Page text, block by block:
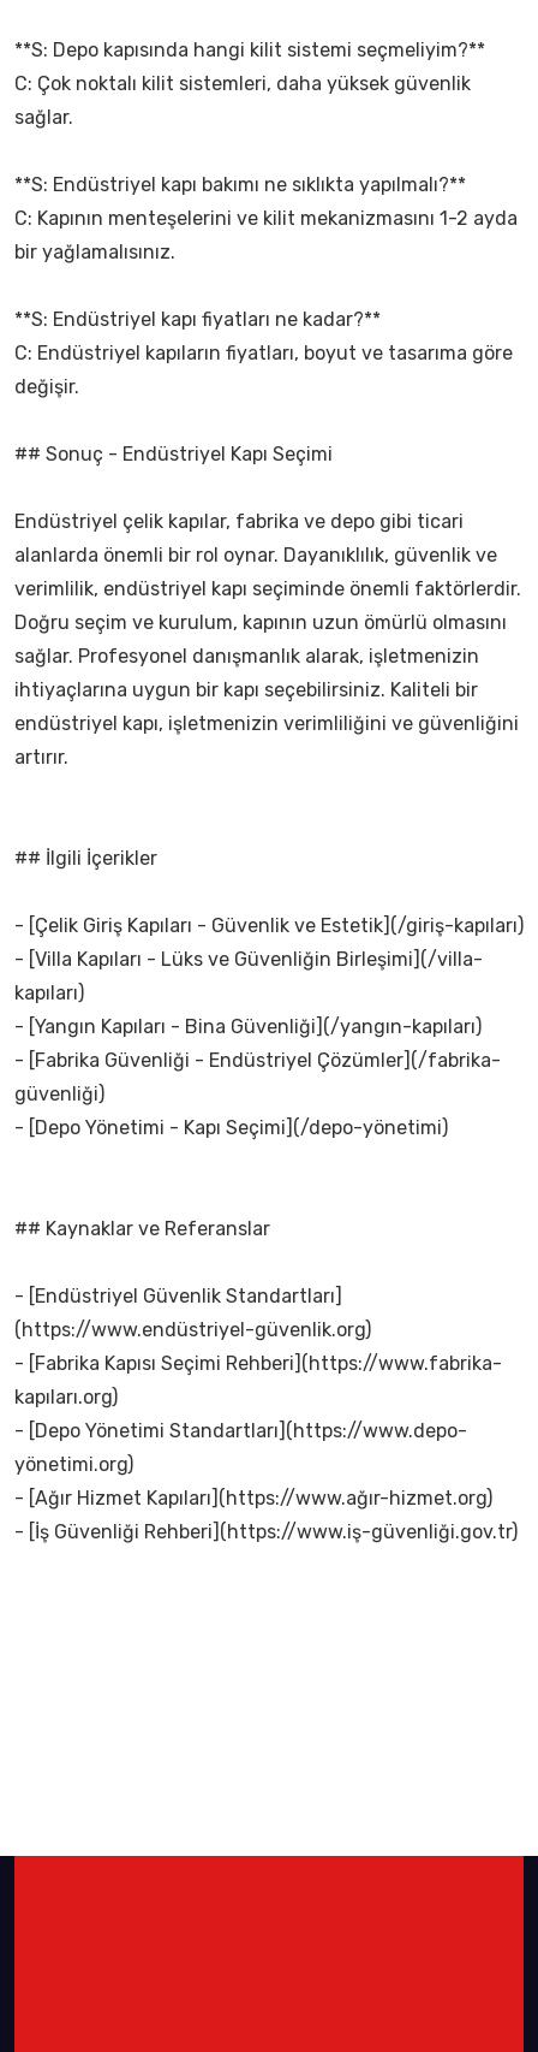
**S: Depo kapısında hangi kilit sistemi seçmeliyim?**
C: Çok noktalı kilit sistemleri, daha yüksek güvenlik
sağlar.
**S: Endüstriyel kapı bakımı ne sıklıkta yapılmalı?**
C: Kapının menteşelerini ve kilit mekanizmasını 1-2 ayda
bir yağlamalısınız.
**S: Endüstriyel kapı fiyatları ne kadar?**
C: Endüstriyel kapıların fiyatları, boyut ve tasarıma göre
değişir.
## Sonuç - Endüstriyel Kapı Seçimi
Endüstriyel çelik kapılar, fabrika ve depo gibi ticari
alanlarda önemli bir rol oynar. Dayanıklılık, güvenlik ve
verimlilik, endüstriyel kapı seçiminde önemli faktörlerdir.
Doğru seçim ve kurulum, kapının uzun ömürlü olmasını
sağlar. Profesyonel danışmanlık alarak, işletmenizin
ihtiyaçlarına uygun bir kapı seçebilirsiniz. Kaliteli bir
endüstriyel kapı, işletmenizin verimliliğini ve güvenliğini
artırır.
## İlgili İçerikler
- [Çelik Giriş Kapıları - Güvenlik ve Estetik](/giriş-kapıları)
- [Villa Kapıları - Lüks ve Güvenliğin Birleşimi](/villa-
kapıları)
- [Yangın Kapıları - Bina Güvenliği](/yangın-kapıları)
- [Fabrika Güvenliği - Endüstriyel Çözümler](/fabrika-
güvenliği)
- [Depo Yönetimi - Kapı Seçimi](/depo-yönetimi)
## Kaynaklar ve Referanslar
- [Endüstriyel Güvenlik Standartları]
(https://www.endüstriyel-güvenlik.org)
- [Fabrika Kapısı Seçimi Rehberi](https://www.fabrika-
kapıları.org)
- [Depo Yönetimi Standartları](https://www.depo-
yönetimi.org)
- [Ağır Hizmet Kapıları](https://www.ağır-hizmet.org)
- [İş Güvenliği Rehberi](https://www.iş-güvenliği.gov.tr)